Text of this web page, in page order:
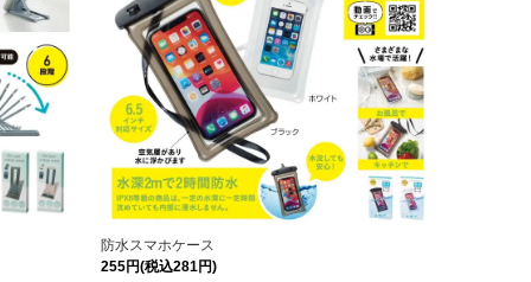
防水スマホケース
255円(税込281円)